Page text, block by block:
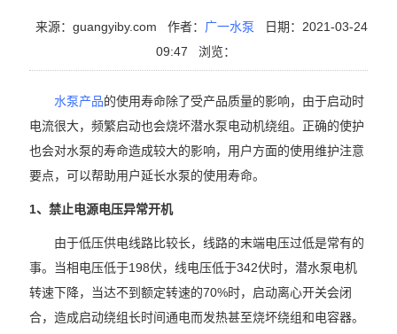
来源：guangyiby.com 作者： 广一水泵
日期：2021-03-24
09:47
浏览：
水泵产品的使用寿命除了受产品质量的影响，由于启动时
电流很大，频繁启动也会烧坏潜水泵电动机绕组。正确的使护
也会对水泵的寿命造成较大的影响，用户方面的使用维护注意
要点，可以帮助用户延长水泵的使用寿命。
1、禁止电源电压异常开机
由于低压供电线路比较长，线路的末端电压过低是常有的
事。当相电压低于198伏，线电压低于342伏时，潜水泵电机
转速下降，当达不到额定转速的70%时，启动离心开关会闭
合，造成启动绕组长时间通电而发热甚至烧坏绕组和电容器。